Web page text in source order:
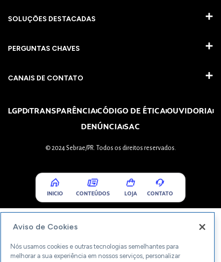
SOLUÇÕES DESTACADAS
PERGUNTAS CHAVES​
CANAIS DE CONTATO
LGPDTRANSPARÊNCIACÓDIGO DE ÉTICAOUVIDORIA
DENÚNCIASAC
© 2024 Sebrae/PR. Todos os direitos reservados.
INICIO CONTEÚDOS LOJA CONTATO
Aviso de Cookies
Nós usamos cookies e outras tecnologias semelhantes para
melhorar a sua experiência em nossos serviços, personalizar